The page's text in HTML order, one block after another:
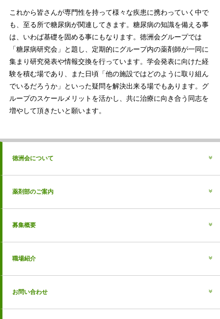
これから皆さんが専門性を持って様々な疾患に携わっていく中で
も、至る所で糖尿病が関連してきます。糖尿病の知識を備える事
は、いわば基礎を固める事にもなります。徳洲会グループでは
「糖尿病研究会」と題し、定期的にグループ内の薬剤師が一同に
集まり研究発表や情報交換を行っています。学会発表に向けた経
験を積む場であり、また日頃「他の施設ではどのように取り組ん
でいるだろうか」といった疑問を解決出来る場でもあります。グ
ループのスケールメリットを活かし、共に治療に向き合う同志を
増やして頂きたいと願います。
徳洲会について
薬剤部のご案内
募集概要
職場紹介
お問い合わせ